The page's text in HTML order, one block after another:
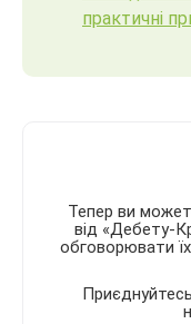
практичні
Тепер ви
від «Дебету-
обговорювати їх